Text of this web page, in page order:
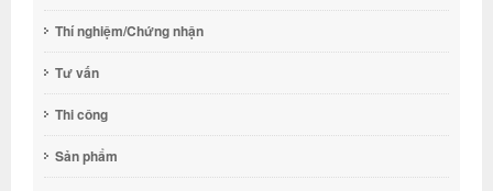
Thí nghiệm/Chứng nhận
Tư vấn
Thi công
Sản phẩm